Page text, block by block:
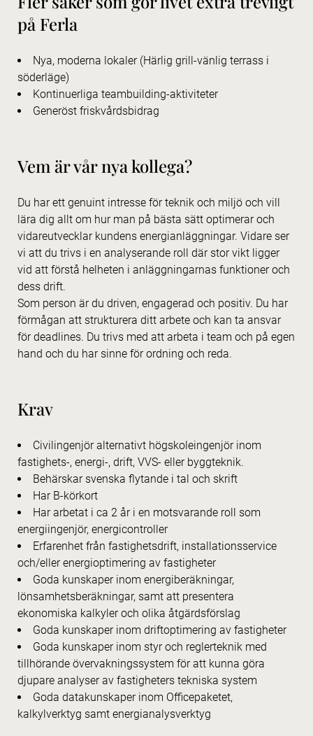
på Ferla
Nya, moderna lokaler (Härlig grill-vänlig terrass i
söderläge)
Kontinuerliga teambuilding-aktiviteter
Generöst friskvårdsbidrag
Vem är vår nya kollega?
Du har ett genuint intresse för teknik och miljö och vill
lära dig allt om hur man på bästa sätt optimerar och
vidareutvecklar kundens energianläggningar. Vidare ser
vi att du trivs i en analyserande roll där stor vikt ligger
vid att förstå helheten i anläggningarnas funktioner och
dess drift.
Som person är du driven, engagerad och positiv. Du har
förmågan att strukturera ditt arbete och kan ta ansvar
för deadlines. Du trivs med att arbeta i team och på egen
hand och du har sinne för ordning och reda.
Krav
Civilingenjör alternativt högskoleingenjör inom
fastighets-, energi-, drift, VVS- eller byggteknik.
Behärskar svenska flytande i tal och skrift
Har B-körkort
Har arbetat i ca 2 år i en motsvarande roll som
energiingenjör, energicontroller
Erfarenhet från fastighetsdrift, installationsservice
och/eller energioptimering av fastigheter
Goda kunskaper inom energiberäkningar,
lönsamhetsberäkningar, samt att presentera
ekonomiska kalkyler och olika åtgärdsförslag
Goda kunskaper inom driftoptimering av fastigheter
Goda kunskaper inom styr och reglerteknik med
tillhörande övervakningssystem för att kunna göra
djupare analyser av fastigheters tekniska system
Goda datakunskaper inom Officepaketet,
kalkylverktyg samt energianalysverktyg